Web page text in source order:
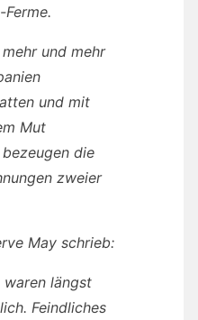
und mehr
und mit
Mut
die
zweier
May schrieb:
waren längst
Feindliches